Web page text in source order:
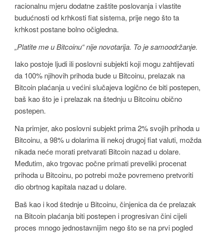
racionalnu mjeru dodatne zaštite poslovanja i vlastite
budućnosti od krhkosti fiat sistema, prije nego što ta
krhkost postane bolno očigledna.
„Platite me u Bitcoinu“ nije novotarija. To je samoodržanje.
Iako postoje ljudi ili poslovni subjekti koji mogu zahtijevati
da 100% njihovih prihoda bude u Bitcoinu, prelazak na
Bitcoin plaćanja u većini slučajeva logično će biti postepen,
baš kao što je i prelazak na štednju u Bitcoinu obično
postepen.
Na primjer, ako poslovni subjekt prima 2% svojih prihoda u
Bitcoinu, a 98% u dolarima ili nekoj drugoj fiat valuti, možda
nikada neće morati pretvarati Bitcoin nazad u dolare.
Međutim, ako trgovac počne primati preveliki procenat
prihoda u Bitcoinu, po potrebi može povremeno pretvoriti
dio obrtnog kapitala nazad u dolare.
Baš kao i kod štednje u Bitcoinu, činjenica da će prelazak
na Bitcoin plaćanja biti postepen i progresivan čini cijeli
proces mnogo jednostavnijim nego što se na prvi pogled